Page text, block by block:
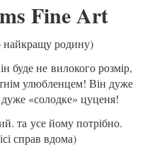
Fine Art
родину)
буде не вилокого розмір,
улюбленцем! Він дуже
«солодке» цуценя!
та усе йому потрібно.
справ вдома)